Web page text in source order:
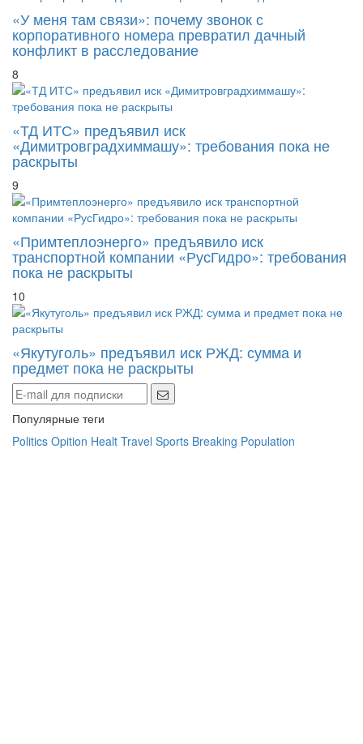
«У меня там связи»: почему звонок с
корпоративного номера превратил дачный
конфликт в расследование
8
«ТД ИТС» предъявил иск
«Димитровградхиммашу»: требования пока не
раскрыты
9
«Примтеплоэнерго» предъявило иск
транспортной компании «РусГидро»: требования
пока не раскрыты
10
«Якутуголь» предъявил иск РЖД: сумма и
предмет пока не раскрыты
Популярные теги
Politics Opition Healt Travel Sports Breaking Population